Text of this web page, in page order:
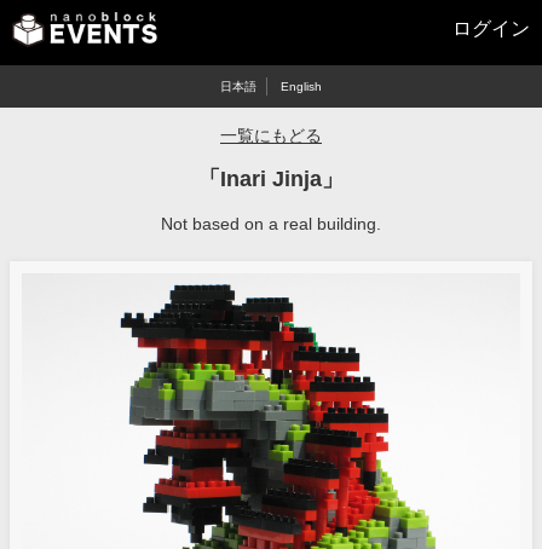
ログイン
日本語 English
一覧にもどる
「Inari Jinja」
Not based on a real building.